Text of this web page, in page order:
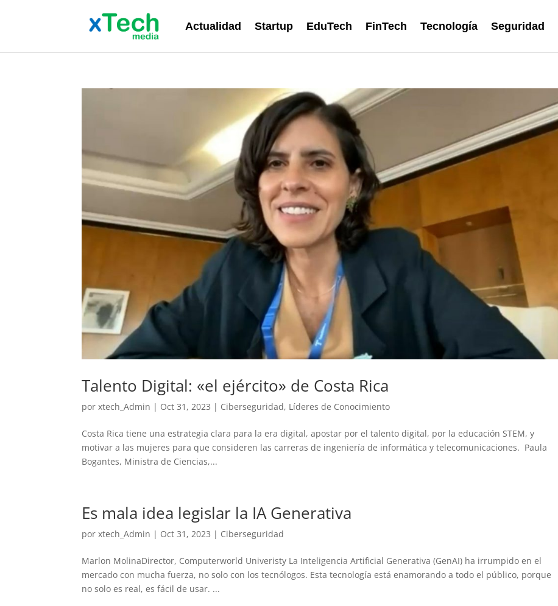
Actualidad Startup EduTech FinTech Tecnología Seguridad
Talento Digital: «el ejército» de Costa Rica
porxtech_Admin | Oct 31, 2023 | Ciberseguridad, Líderes de Conocimiento
Costa Rica tiene una estrategia clara para la era digital, apostar por el talento digital, por la educación STEM, y
motivar a las mujeres para que consideren las carreras de ingeniería de informática y telecomunicaciones. Paula
Bogantes, Ministra de Ciencias,...
Es mala idea legislar la IA Generativa
porxtech_Admin | Oct 31, 2023 | Ciberseguridad
Marlon MolinaDirector, Computerworld Univeristy La Inteligencia Artificial Generativa (GenAI) ha irrumpido en el
mercado con mucha fuerza, no solo con los tecnólogos. Esta tecnología está enamorando a todo el público, porque
no solo es real, es fácil de usar. ...